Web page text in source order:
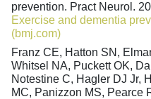
prevention. Pract Neurol.
Exercise and dementia
(bmj.com)
Franz CE, Hatton SN,
Whitsel NA, Puckett OK,
Notestine C, Hagler DJ Jr,
MC, Panizzon MS, Pearce